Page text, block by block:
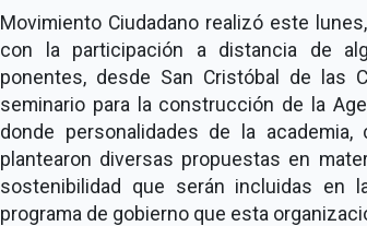
Movimiento Ciudadano realizó este
con la participación a distancia de
ponentes, desde San Cristóbal de las
seminario para la construcción de la
donde personalidades de la academia,
plantearon diversas propuestas en
sostenibilidad que serán incluidas en
programa de gobierno que esta